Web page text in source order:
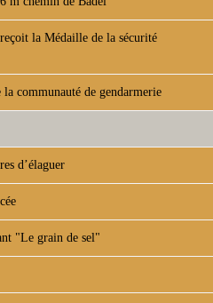
la Médaille de la sécurité
communauté de gendarmerie
d’élaguer
"Le grain de sel"